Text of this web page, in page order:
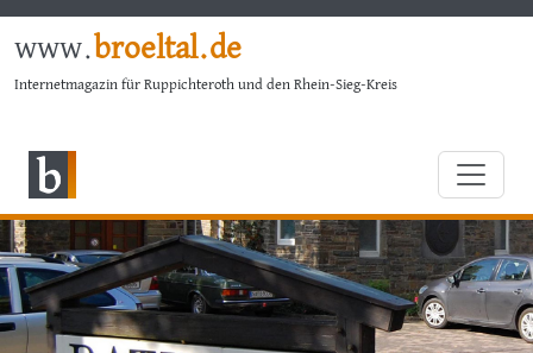
www.broeltal.de
Internetmagazin für Ruppichteroth und den Rhein-Sieg-Kreis